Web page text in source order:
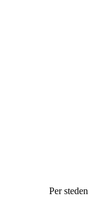
Per steden